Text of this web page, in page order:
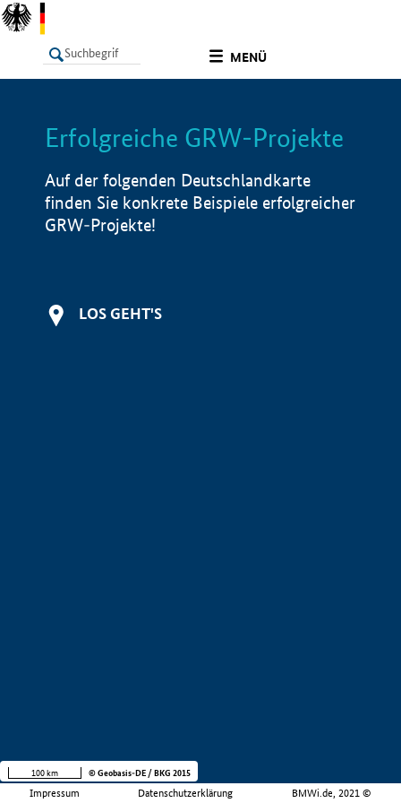
MENÜ
LISTE Info
Erfolgreiche GRW-Projekte
Auf der folgenden Deutschlandkarte
finden Sie konkrete Beispiele erfolgreicher
GRW-Projekte!
LOS GEHT'S
Impressum Datenschutzerklärung BMWi.de, 2021 ©
100 km © Geobasis-DE / BKG 2015